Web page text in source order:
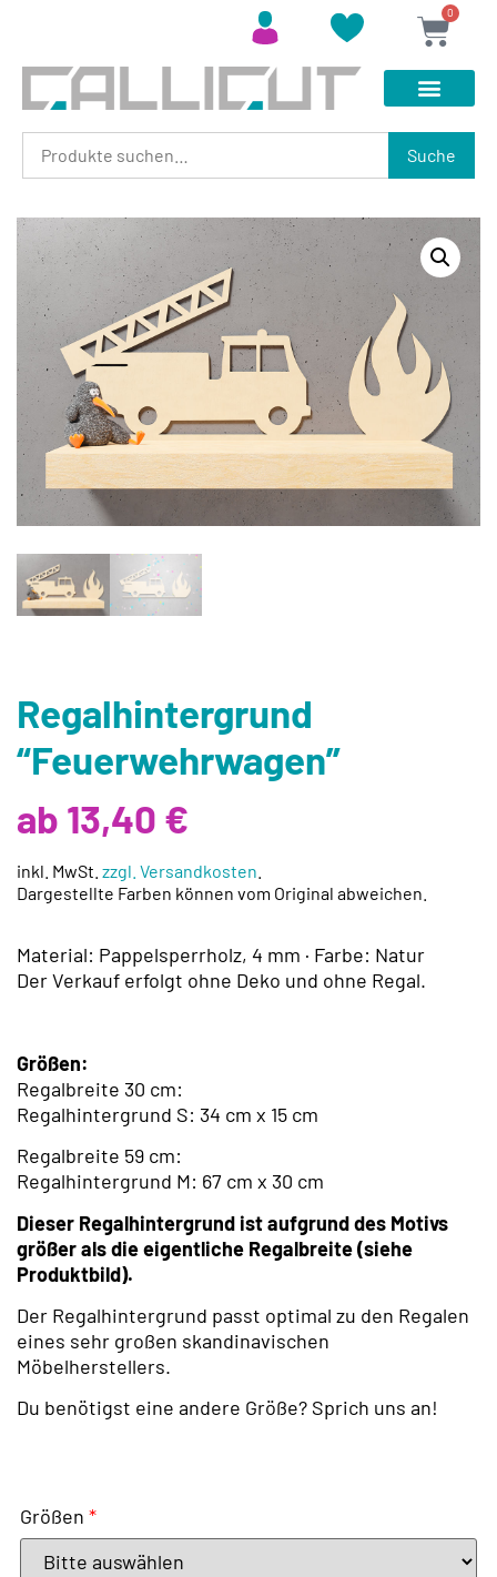
0
Suche
Regalhintergrund
“Feuerwehrwagen”
ab 13,40 €
inkl. MwSt. zzgl. Versandkosten
Dargestellte Farben können vom Original abweichen.
Material: Pappelsperrholz, 4 mm · Farbe: Natur
Der Verkauf erfolgt ohne Deko und ohne Regal.
Größen:
Regalbreite 30 cm:
Regalhintergrund S: 34 cm x 15 cm
Regalbreite 59 cm:
Regalhintergrund M: 67 cm x 30 cm
Dieser Regalhintergrund ist aufgrund des Motivs
größer als die eigentliche Regalbreite (siehe
Produktbild).
Der Regalhintergrund passt optimal zu den Regalen
eines sehr großen skandinavischen
Möbelherstellers.
Du benötigst eine andere Größe? Sprich uns an!
Größen *